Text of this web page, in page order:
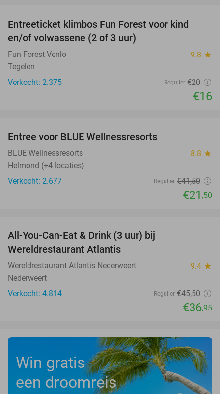
Entreeticket klimbos Fun Forest voor kind
en/of volwassene (2 of 3 uur)
Fun Forest Venlo 9.8 star
Tegelen
Verkocht: 2.375
Regulier €20
€16
Entree voor BLUE Wellnessresorts
BLUE Wellnessresorts 8.8 star
Helmond (+4 locaties)
Verkocht: 2.677
Regulier €41,50
€21 ,50
All-You-Can-Eat & Drink (3 uur) bij
Wereldrestaurant Atlantis
Wereldrestaurant Atlantis Nederweert 9.4 star
Nederweert
Verkocht: 4.814
Regulier €45,50
€36,95
Win gratis
een droomreis